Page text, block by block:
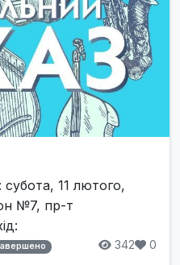
11 лютого,
№7, пр-т
342 0